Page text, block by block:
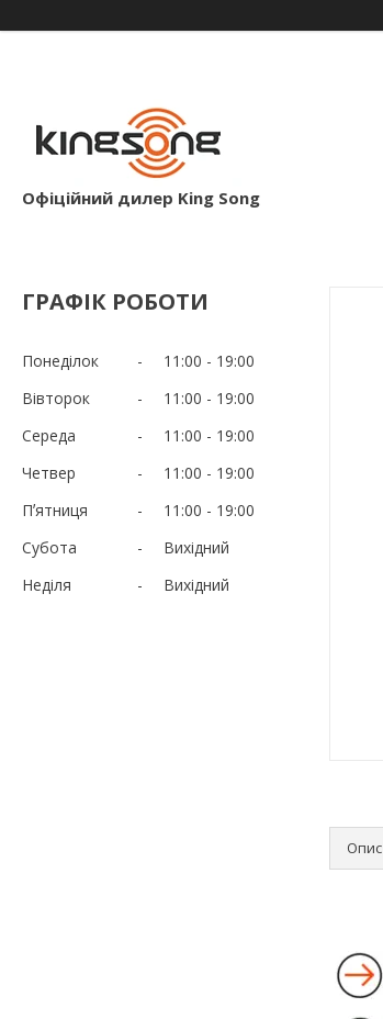
Офіційний дилер King Song
ГРАФІК РОБОТИ
Понеділок 11:00
19:00
Вівторок
11:00
19:00
Середа
11:00
19:00
Четвер
11:00
19:00
Пʼятниця
11:00
19:00
Субота
Вихідний
Неділя
Вихідний
Опис